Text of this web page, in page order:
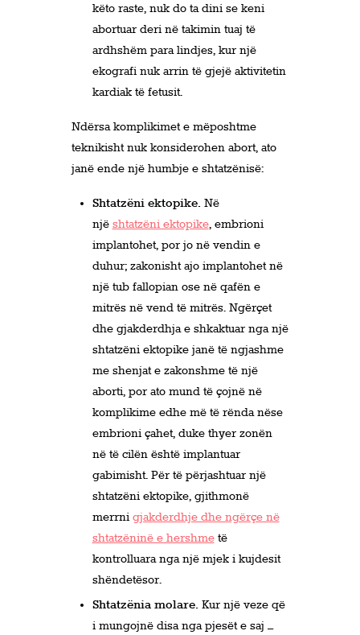
këto raste, nuk do ta dini se keni
abortuar deri në takimin tuaj të
ardhshëm para lindjes, kur një
ekografi nuk arrin të gjejë aktivitetin
kardiak të fetusit.
Ndërsa komplikimet e mëposhtme
teknikisht nuk konsiderohen abort, ato
janë ende një humbje e shtatzënisë:
Shtatzëni ektopike. Në
një shtatzëni ektopike, embrioni
implantohet, por jo në vendin e
duhur; zakonisht ajo implantohet në
një tub fallopian ose në qafën e
mitrës në vend të mitrës. Ngërçet
dhe gjakderdhja e shkaktuar nga një
shtatzëni ektopike janë të ngjashme
me shenjat e zakonshme të një
aborti, por ato mund të çojnë në
komplikime edhe më të rënda nëse
embrioni çahet, duke thyer zonën
në të cilën është implantuar
gabimisht. Për të përjashtuar një
shtatzëni ektopike, gjithmonë
merrni gjakderdhje dhe ngërçe në
shtatzëninë e hershmetë
kontrolluara nga një mjek i kujdesit
shëndetësor.
Shtatzënia molare. Kur një veze që
i mungojnë disa nga pjesët e saj –